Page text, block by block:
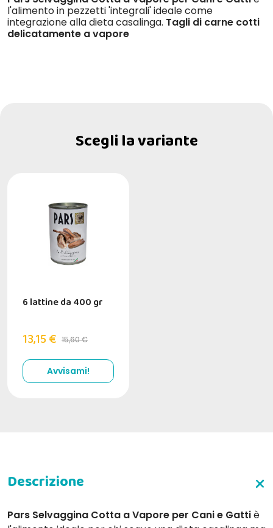
l'alimento in pezzetti 'integrali' ideale come
integrazione alla dieta casalinga. Tagli di carne cotti
delicatamente a vapore
Scegli la variante
6 lattine da 400 gr
13,15 € 15,60 €
Avvisami!
Pars Selvaggina Cotta a Vapore per Cani e Gattiè